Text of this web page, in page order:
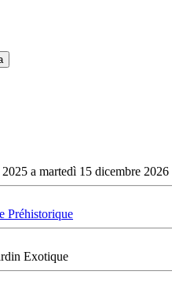
a martedì 15 dicembre 2026
Préhistorique
Exotique